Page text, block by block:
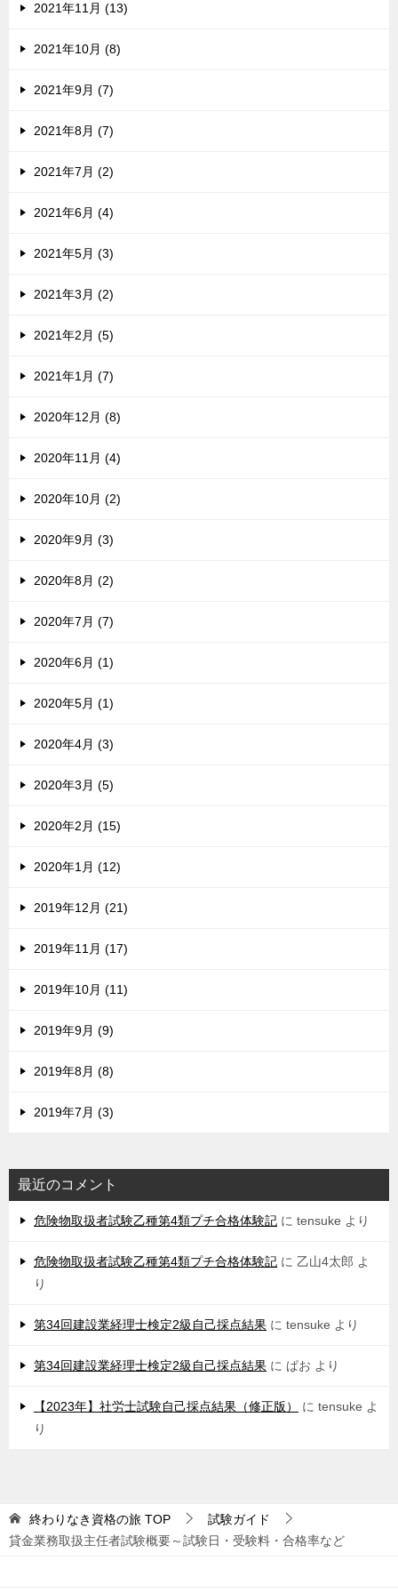
2021年11月 (13)
2021年10月 (8)
2021年9月 (7)
2021年8月 (7)
2021年7月 (2)
2021年6月 (4)
2021年5月 (3)
2021年3月 (2)
2021年2月 (5)
2021年1月 (7)
2020年12月 (8)
2020年11月 (4)
2020年10月 (2)
2020年9月 (3)
2020年8月 (2)
2020年7月 (7)
2020年6月 (1)
2020年5月 (1)
2020年4月 (3)
2020年3月 (5)
2020年2月 (15)
2020年1月 (12)
2019年12月 (21)
2019年11月 (17)
2019年10月 (11)
2019年9月 (9)
2019年8月 (8)
2019年7月 (3)
最近のコメント
危険物取扱者試験乙種第4類プチ合格体験記 に tensuke より
危険物取扱者試験乙種第4類プチ合格体験記 に 乙山4太郎 よ
り
第34回建設業経理士検定2級自己採点結果 に tensuke より
第34回建設業経理士検定2級自己採点結果 に ぱお より
【2023年】社労士試験自己採点結果（修正版） に tensuke よ
り
終わりなき資格の旅 TOP
試験ガイド
貸金業務取扱主任者試験概要～試験日・受験料・合格率など